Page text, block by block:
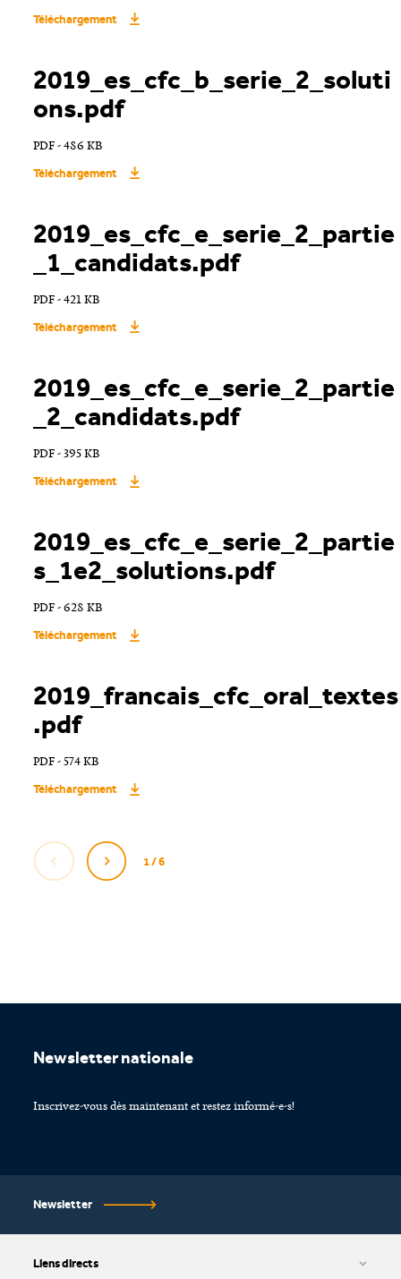
Téléchargement
2019_es_cfc_b_serie_2_soluti
ons.pdf
PDF - 486 KB
Téléchargement
2019_es_cfc_e_serie_2_partie
_1_candidats.pdf
PDF - 421 KB
Téléchargement
2019_es_cfc_e_serie_2_partie
_2_candidats.pdf
PDF - 395 KB
Téléchargement
2019_es_cfc_e_serie_2_partie
s_1e2_solutions.pdf
PDF - 628 KB
Téléchargement
2019_francais_cfc_oral_textes
.pdf
PDF - 574 KB
Téléchargement
1 / 6
Liens directs
Newsletter nationale
Inscrivez-vous dès maintenant et restez informé-e-s!
Newsletter